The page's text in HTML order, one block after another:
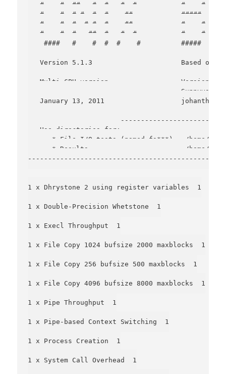
#    #  ##   #  #   #  #           #    #  #
#    #  # #  #  #    ##            #####
#    #  #  # #  #    ##            #    #  #
#    #  #   ##  #   #  #           #    #  #
####   #    #  #  #    #          #####
Version 5.1.3                      Based on
Multi-CPU version                  Version 5
Sunnyvale,
January 13, 2011
   Use directories for:
* File I/O tests (named fs***) = /home/pi/
* Results                      = /home/pi/
1 x Dhrystone 2 using register variables  1
1 x Double-Precision Whetstone  1
1 x Execl Throughput  1
1 x File Copy 1024 bufsize 2000 maxblocks  1
1 x File Copy 256 bufsize 500 maxblocks  1
1 x File Copy 4096 bufsize 8000 maxblocks  1
1 x Pipe Throughput  1
1 x Pipe-based Context Switching  1
1 x Process Creation  1
1 x System Call Overhead  1